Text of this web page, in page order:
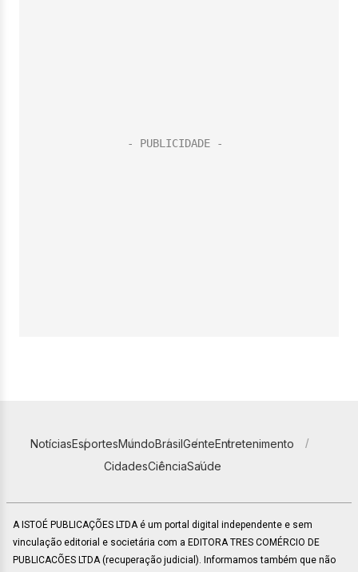
NotíciasEsportesMundoBrasilGenteEntretenimento
CidadesCiênciaSaúde
A ISTOÉ PUBLICAÇÕES LTDA é um portal digital independente e sem
vinculação editorial e societária com a EDITORA TRES COMÉRCIO DE
PUBLICACÕES LTDA (recuperação judicial). Informamos também que não